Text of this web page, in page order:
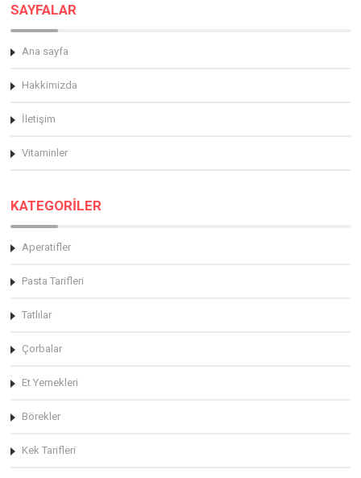
SAYFALAR
Ana sayfa
Hakkimizda
İletişim
Vitaminler
KATEGORİLER
Aperatifler
Pasta Tarifleri
Tatlılar
Çorbalar
Et Yemekleri
Börekler
Kek Tarifleri